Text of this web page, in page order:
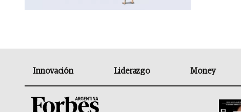
Innovación Liderazgo Money